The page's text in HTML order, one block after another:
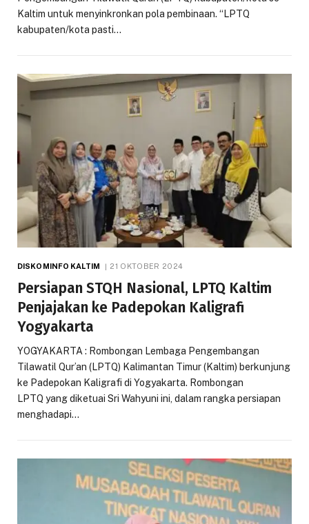
Kaltim untuk menyinkronkan pola pembinaan. “LPTQ
kabupaten/kota pasti…
DISKOMINFO KALTIM 21 OKTOBER 2024
Persiapan STQH Nasional, LPTQ Kaltim
Penjajakan ke Padepokan Kaligrafi
Yogyakarta
YOGYAKARTA : Rombongan Lembaga Pengembangan
Tilawatil Qur’an (LPTQ) Kalimantan Timur (Kaltim) berkunjung
ke Padepokan Kaligrafi di Yogyakarta. Rombongan
LPTQ yang diketuai Sri Wahyuni ini, dalam rangka persiapan
menghadapi…